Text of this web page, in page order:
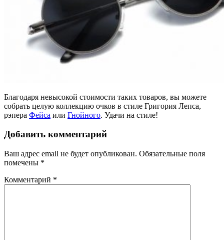
Благодаря невысокой стоимости таких товаров, вы можете
собрать целую коллекцию очков в стиле Григория Лепса,
рэпера Фейса или Гнойного. Удачи на стиле!
Добавить комментарий
Ваш адрес email не будет опубликован. Обязательные поля
помечены *
Комментарий *